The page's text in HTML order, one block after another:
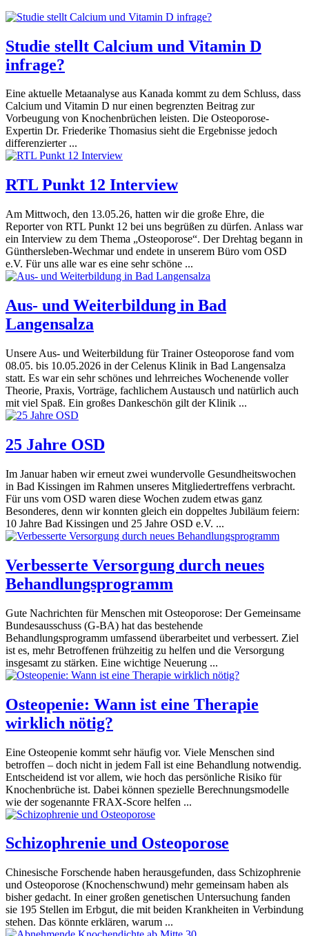
Studie stellt Calcium und Vitamin D
infrage?
Eine aktuelle Metaanalyse aus Kanada kommt zu dem Schluss, dass
Calcium und Vitamin D nur einen begrenzten Beitrag zur
Vorbeugung von Knochenbrüchen leisten. Die Osteoporose-
Expertin Dr. Friederike Thomasius sieht die Ergebnisse jedoch
differenzierter ...
RTL Punkt 12 Interview
Am Mittwoch, den 13.05.26, hatten wir die große Ehre, die
Reporter von RTL Punkt 12 bei uns begrüßen zu dürfen. Anlass war
ein Interview zu dem Thema „Osteoporose“. Der Drehtag begann in
Günthersleben-Wechmar und endete in unserem Büro vom OSD
e.V. Für uns alle war es eine sehr schöne ...
Aus- und Weiterbildung in Bad
Langensalza
Unsere Aus- und Weiterbildung für Trainer Osteoporose fand vom
08.05. bis 10.05.2026 in der Celenus Klinik in Bad Langensalza
statt. Es war ein sehr schönes und lehrreiches Wochenende voller
Theorie, Praxis, Vorträge, fachlichem Austausch und natürlich auch
mit viel Spaß. Ein großes Dankeschön gilt der Klinik ...
25 Jahre OSD
Im Januar haben wir erneut zwei wundervolle Gesundheitswochen
in Bad Kissingen im Rahmen unseres Mitgliedertreffens verbracht.
Für uns vom OSD waren diese Wochen zudem etwas ganz
Besonderes, denn wir konnten gleich ein doppeltes Jubiläum feiern:
10 Jahre Bad Kissingen und 25 Jahre OSD e.V. ...
Verbesserte Versorgung durch neues
Behandlungsprogramm
Gute Nachrichten für Menschen mit Osteoporose: Der Gemeinsame
Bundesausschuss (G-BA) hat das bestehende
Behandlungsprogramm umfassend überarbeitet und verbessert. Ziel
ist es, mehr Betroffenen frühzeitig zu helfen und die Versorgung
insgesamt zu stärken. Eine wichtige Neuerung ...
Osteopenie: Wann ist eine Therapie
wirklich nötig?
Eine Osteopenie kommt sehr häufig vor. Viele Menschen sind
betroffen – doch nicht in jedem Fall ist eine Behandlung notwendig.
Entscheidend ist vor allem, wie hoch das persönliche Risiko für
Knochenbrüche ist. Dabei können spezielle Berechnungsmodelle
wie der sogenannte FRAX-Score helfen ...
Schizophrenie und Osteoporose
Chinesische Forschende haben herausgefunden, dass Schizophrenie
und Osteoporose (Knochenschwund) mehr gemeinsam haben als
bisher gedacht. In einer großen genetischen Untersuchung fanden
sie 195 Stellen im Erbgut, die mit beiden Krankheiten in Verbindung
stehen. Das könnte erklären, warum ...